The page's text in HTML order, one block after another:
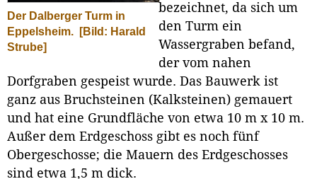
Der Dalberger Turm in
Eppelsheim.
[Bild: Harald
Strube]
bezeichnet, da sich um
den Turm ein
Wassergraben befand,
der vom nahen
Dorfgraben gespeist wurde. Das Bauwerk ist
ganz aus Bruchsteinen (Kalksteinen) gemauert
und hat eine Grundfläche von etwa 10 m x 10 m.
Außer dem Erdgeschoss gibt es noch fünf
Obergeschosse; die Mauern des Erdgeschosses
sind etwa 1,5 m dick.